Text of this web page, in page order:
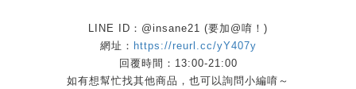
LINE ID：@insane21 (要加@唷！)
網址： https://reurl.cc/yY407y
回覆時間：13:00-21:00
如有想幫忙找其他商品，也可以詢問小編唷～